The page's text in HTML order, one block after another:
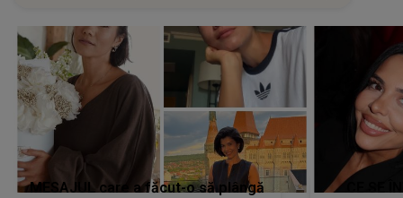
MESAJUL care a făcut-o să plângă